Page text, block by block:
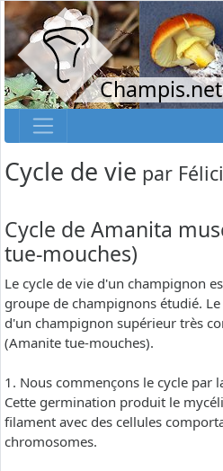
Champis.net
Cycle de vie par
Cycle de Amanita
tue-mouches)
Le cycle de vie d'un champignon
groupe de champignons étudié.
d'un champignon supérieur très
(Amanite tue-mouches).
1. Nous commençons le cycle par
Cette germination produit le
filament avec des cellules
chromosomes.